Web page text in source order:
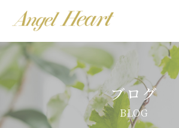
施術をご希望の方
カウンセリングをご希望の方へ
ブログ
BLOG